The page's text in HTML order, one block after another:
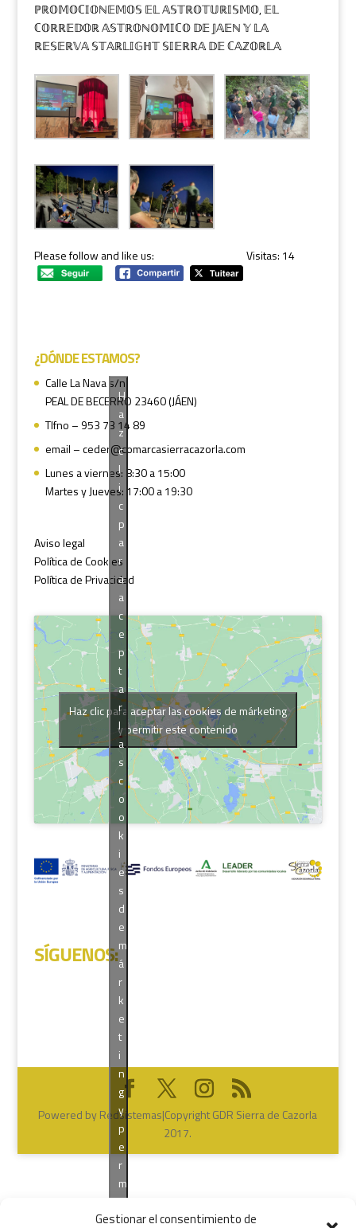
Gestionar el consentimiento de
ℙℝ𝕆𝕄𝕆ℂ𝕀𝕆ℕ𝔼𝕄𝕆𝕊 𝔼𝕃 𝔸𝕊𝕋ℝ𝕆𝕋𝕌ℝ𝕀𝕊𝕄𝕆, 𝔼𝕃
ℂ𝕆ℝℝ𝔼𝔻𝕆ℝ 𝔸𝕊𝕋ℝ𝕆ℕ𝕆𝕄𝕀ℂ𝕆 𝔻𝔼 𝕁𝔸𝔼ℕ 𝕐 𝕃𝔸
ℝ𝔼𝕊𝔼ℝ𝕍𝔸 𝕊𝕋𝔸ℝ𝕃𝕀𝔾ℍ𝕋 𝕊𝕀𝔼ℝℝ𝔸 𝔻𝔼 ℂ𝔸ℤ𝕆ℝ𝕃𝔸
Please follow and like us: Visitas: 14
¿DÓNDE ESTAMOS?
Calle La Nava s/n
PEAL DE BECERRO 23460 (JÁEN)
Tlfno – 953 73 14 89
email – ceder@comarcasierracazorla.com
Lunes a viernes: 8:30 a 15:00
Martes y Jueves: 17:00 a 19:30
Aviso legal
Política de Cookies
Política de Privacidad
Haz clic para aceptar las cookies de márketing
y permitir este contenido
SÍGUENOS:
H
a
z
c
l
i
c
p
a
r
a
a
c
e
p
t
a
r
l
a
s
c
o
o
k
i
e
s
d
e
m
á
r
k
e
t
i
n
g
y
p
e
r
m
i
t
Powered by Redsistemas|Copyright GDR Sierra de Cazorla
2017.